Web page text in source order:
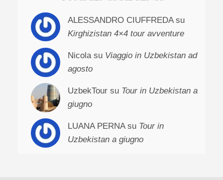
ALESSANDRO CIUFFREDA su
Kirghizistan 4×4 tour avventure
Nicola su Viaggio in Uzbekistan ad
agosto
UzbekTour su Tour in Uzbekistan a
giugno
LUANA PERNA su Tour in
Uzbekistan a giugno